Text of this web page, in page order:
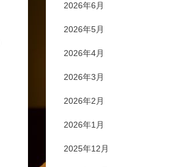
2026年6月
2026年5月
2026年4月
2026年3月
2026年2月
2026年1月
2025年12月